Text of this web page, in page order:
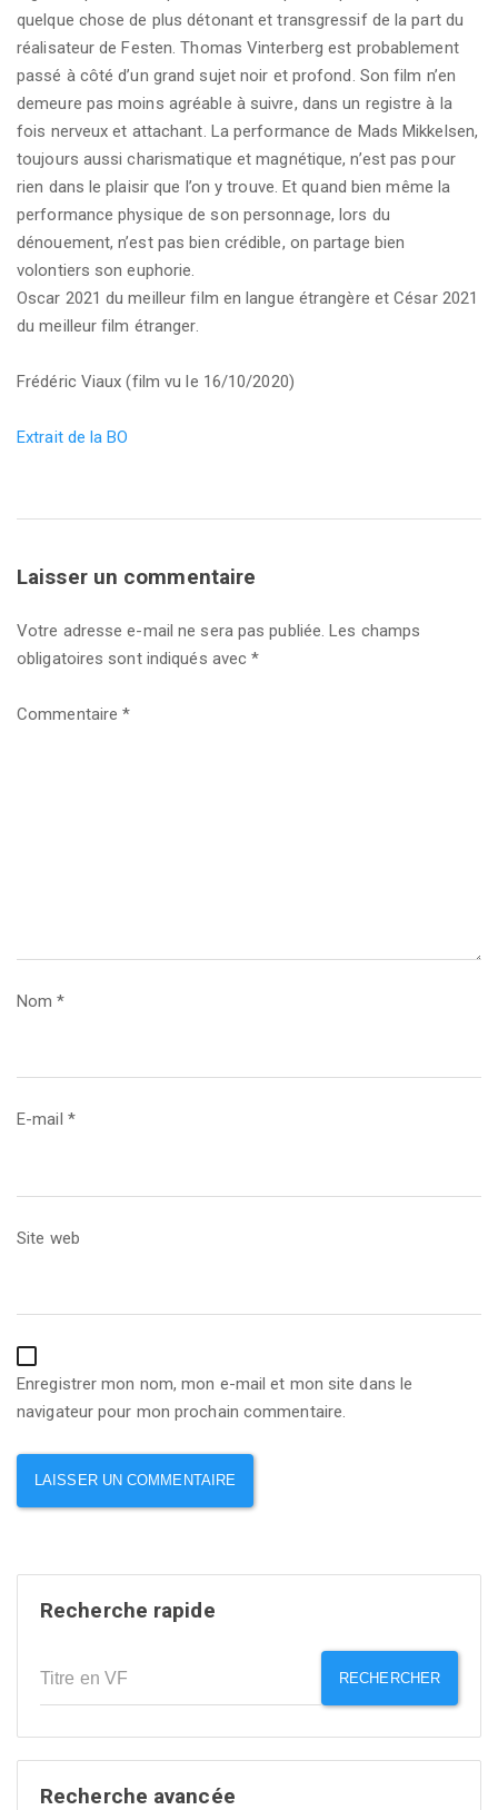
quelque chose de plus détonant et transgressif de la part du
réalisateur de Festen. Thomas Vinterberg est probablement
passé à côté d’un grand sujet noir et profond. Son film n’en
demeure pas moins agréable à suivre, dans un registre à la
fois nerveux et attachant. La performance de Mads Mikkelsen,
toujours aussi charismatique et magnétique, n’est pas pour
rien dans le plaisir que l’on y trouve. Et quand bien même la
performance physique de son personnage, lors du
dénouement, n’est pas bien crédible, on partage bien
volontiers son euphorie.
Oscar 2021 du meilleur film en langue étrangère et César 2021
du meilleur film étranger.
Frédéric Viaux (film vu le 16/10/2020)
Extrait de la BO
Laisser un commentaire
Votre adresse e-mail ne sera pas publiée. Les champs
obligatoires sont indiqués avec*
Commentaire*
Nom*
E-mail *
Site web
Enregistrer mon nom, mon e-mail et mon site dans le
navigateur pour mon prochain commentaire.
Recherche rapide
RECHERCHER
Recherche avancée